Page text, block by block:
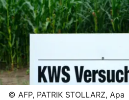
© AFP, PATRIK STOLLARZ, Apa